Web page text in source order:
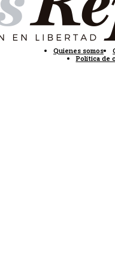
Quienes somos
Política de